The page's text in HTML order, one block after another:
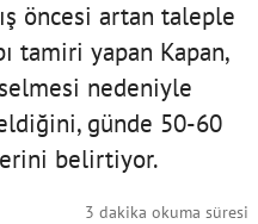
öncesi artan taleple
tamiri yapan Kapan,
nedeniyle
günde 50-60
belirtiyor.
3 dakika okuma süresi